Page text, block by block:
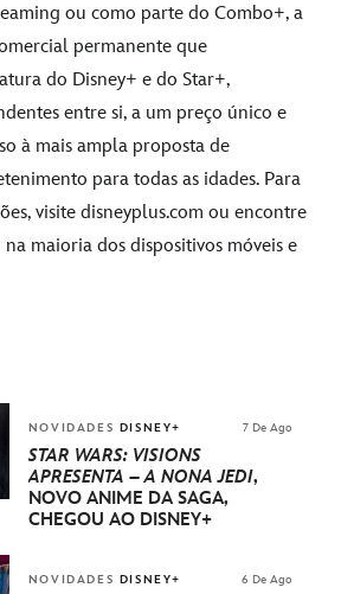
ou como parte do Combo+, a
permanente que
do Disney+ e do Star+,
entre si, a um preço único e
à mais ampla proposta de
para todas as idades. Para
visite disneyplus.com ou encontre
maioria dos dispositivos móveis e
NOVIDADES DISNEY+ 7 De Ago
STAR WARS: VISIONS
APRESENTA – A NONA JEDI,
NOVO ANIME DA SAGA,
CHEGOU AO DISNEY+
NOVIDADES DISNEY+ 6 De Ago